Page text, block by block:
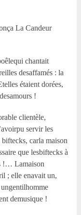
La Candeur
chantait
desaffamés : la
étaient dorées,
!
clientèle,
servir les
biftecks, carla maison
que lesbiftecks à
!… Lamaison
; elle enavait un,
demusique !